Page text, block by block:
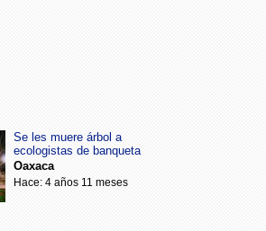
Se les muere árbol a
ecologistas de banqueta
Oaxaca
Hace: 4 años 11 meses